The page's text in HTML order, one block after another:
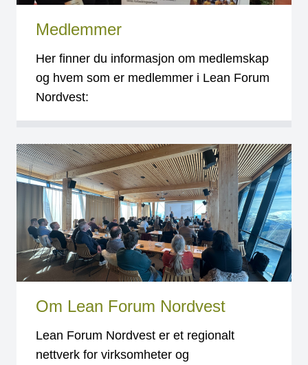
Medlemmer
Her finner du informasjon om medlemskap
og hvem som er medlemmer i Lean Forum
Nordvest:
Om Lean Forum Nordvest
Lean Forum Nordvest er et regionalt
nettverk for virksomheter og